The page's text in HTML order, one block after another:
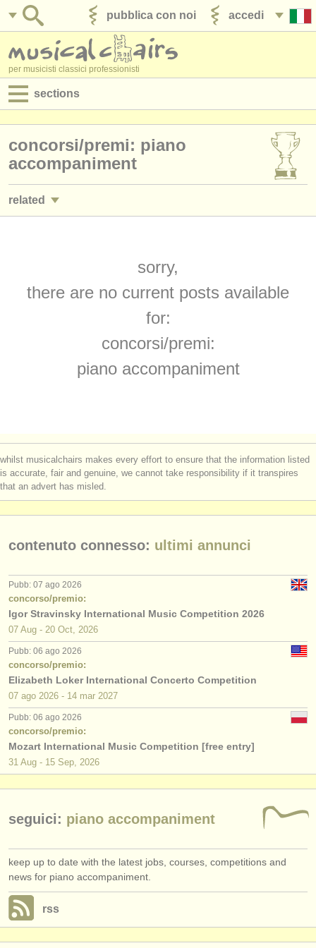
accedi
pubblica con noi
per musicisti classici professionisti
sections
jobs - spettacolo
jobs - insegnamento
jobs - amministrazione
concorsi/ premi
strumenti rubati
conservatori
orchestre giovanili
contattaci
rss feeds
notizie di musica classica
editori:
pubblica con noi
find out about our
ATS
accedi
concorsi/premi: piano
accompaniment
related
jobs - insegnamento: pianoforte
jobs - insegnamento: organo (2)
(16)
degree courses: organo
degree courses: piano accompaniment (3)
concorso piano (69)
concorso organo
piano in vendita (4)
strumenti in vendita: organo
piano smarrito (5)
strumenti rubati: tastiera
sorry,
there are no current posts available
for:
concorsi/premi:
piano accompaniment
whilst musicalchairs makes every effort to ensure that the information listed
is accurate, fair and genuine, we cannot take responsibility if it transpires
that an advert has misled.
contenuto connesso: ultimi annunci
Pubb: 07 ago 2026
concorso/premio:
Igor Stravinsky International Music Competition 2026
07 Aug - 20 Oct, 2026
Pubb: 06 ago 2026
concorso/premio:
Elizabeth Loker International Concerto Competition
07 ago 2026 - 14 mar 2027
Pubb: 06 ago 2026
concorso/premio:
Mozart International Music Competition [free entry]
31 Aug - 15 Sep, 2026
seguici: piano accompaniment
keep up to date with the latest jobs, courses, competitions and
news for piano accompaniment.
rss